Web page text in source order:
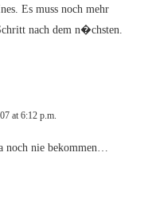
Es muss noch mehr
nach dem n�chsten.
at 6:12 p.m.
noch nie bekommen…